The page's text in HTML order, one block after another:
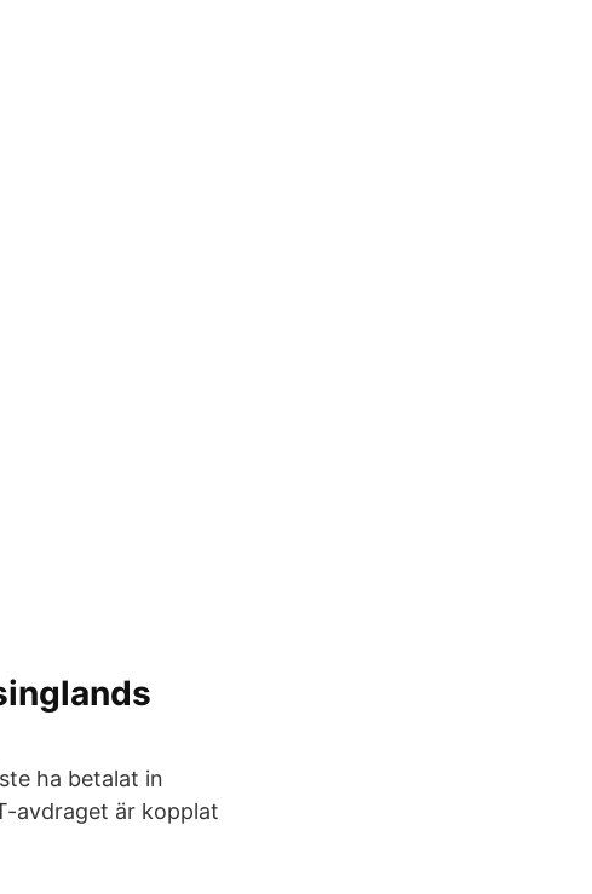
ha betalat in
avdraget är kopplat